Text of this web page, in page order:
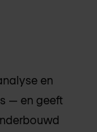
en
— en geeft